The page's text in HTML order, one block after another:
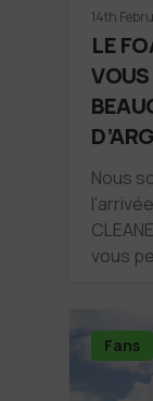
14th
LE
Nous
vous
Fans